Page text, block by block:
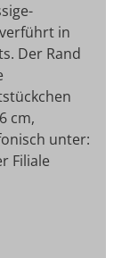
in
Der Rand
cm,
unter:
Filiale